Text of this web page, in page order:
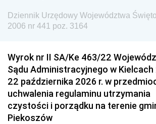
Dziennik Urzędowy Agencji Wywiadu
Dziennik Urzędowy Województwa
2006 nr 441 poz. 3164
Wyrok nr II SA/Ke 463/22
Sądu Administracyjnego w Kielcach
22 października 2026 r. w
uchwalenia regulaminu utrzymania
czystości i porządku na terenie
Piekoszów